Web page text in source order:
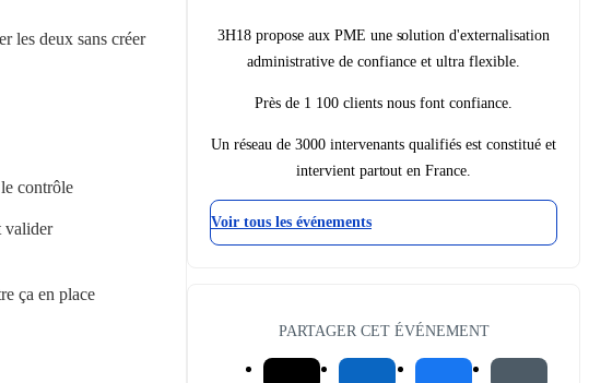
les deux sans créer
contrôle
valider
ça en place
3H18 propose aux PME une solution d'externalisation
administrative de confiance et ultra flexible.
Près de 1 100 clients nous font confiance.
Un réseau de 3000 intervenants qualifiés est constitué et
intervient partout en France.
Voir tous les événements
PARTAGER CET ÉVÉNEMENT